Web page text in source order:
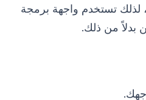
لذلك تستخدم واجهة برمجة
بدلاً من ذلك.